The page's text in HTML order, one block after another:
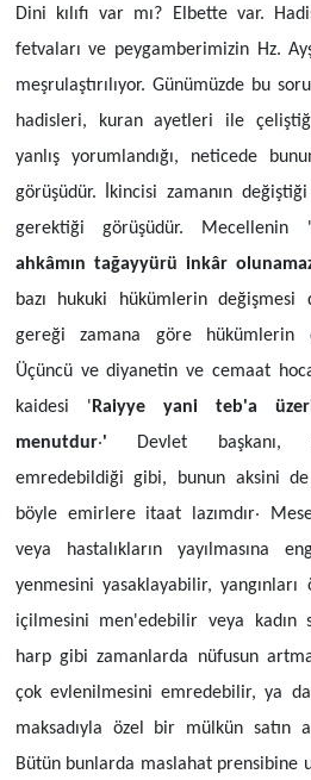
Dini kılıfı var mı? Elbette var.
fetvaları ve peygamberimizin Hz.
meşrulaştırılıyor. Günümüzde bu
hadisleri, kuran ayetleri ile
yanlış yorumlandığı, neticede
görüşüdür. İkincisi zamanın
gerektiği görüşüdür. Mecellenin '
ahkâmın tağayyürü inkâr
bazı hukuki hükümlerin
gereği zamana göre hükümlerin
Üçüncü ve diyanetin ve cemaat
kaidesi ' Raiyye yani teb'a
menutdur '
Devlet başkanı,
emredebildiği gibi, bunun aksini
böyle emirlere itaat lazımdır
veya hastalıkların yayılmasına
yenmesini yasaklayabilir,
içilmesini men'edebilir veya kadın
harp gibi zamanlarda nüfusun
çok evlenilmesini emredebilir, ya
maksadıyla özel bir mülkün satın
Bütün bunlarda maslahat prensibine